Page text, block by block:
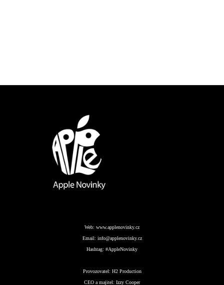
Web: www.applenovinky.cz
Email: info@applenovinky.cz
Hashtag: #AppleNovinky
Provozovatel: H2 Production
CEO a majitel: Izzy Cooper